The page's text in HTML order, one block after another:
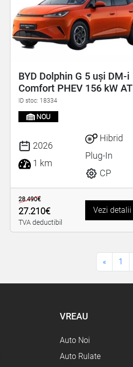
BYD Dolphin G 5 uși DM-i
Comfort PHEV 156 kW AT
ID stoc: 18334
NOU
2026
1 km
Hibrid
Plug-In
CP
28.490€
27.210€
TVA deductibil
Vezi detalii
« 1
VREAU
Auto Noi
Auto Rulate